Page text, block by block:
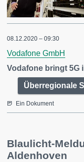
08.12.2020 – 09:30
Vodafone GmbH
Vodafone bringt 5G
Überregionale
Ein Dokument
Blaulicht-
Aldenhoven